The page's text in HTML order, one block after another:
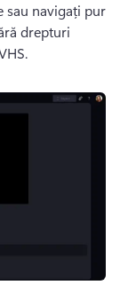
sau navigați pur
drepturi